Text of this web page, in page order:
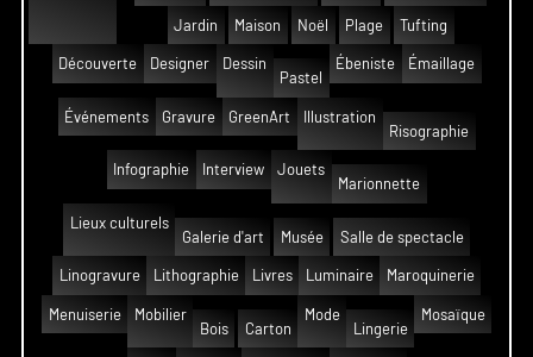
Jardin Maison Noël Plage Tufting
Découverte Designer
Dessin
Pastel
Ébeniste Émaillage
Événements Gravure GreenArt
Illustration
Risographie
Infographie Interview
Jouets
Marionnette
Lieux culturels
Galerie d'art
Musée Salle de spectacle
Linogravure Lithographie Livres Luminaire Maroquinerie
Menuiserie
Mobilier
Bois
Carton
Mode
Lingerie
Mosaïque